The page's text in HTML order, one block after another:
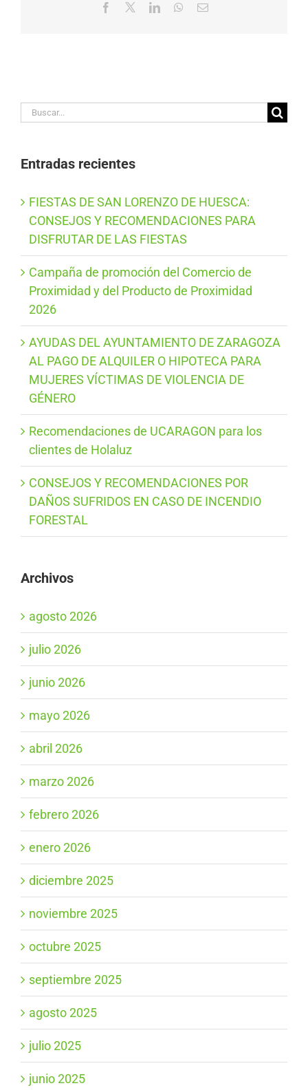
Facebook LinkedInWhatsApp
Correo
Buscar:
Entradas recientes
FIESTAS DE SAN LORENZO DE HUESCA:
CONSEJOS Y RECOMENDACIONES PARA
DISFRUTAR DE LAS FIESTAS
Campaña de promoción del Comercio de
Proximidad y del Producto de Proximidad
2026
AYUDAS DEL AYUNTAMIENTO DE ZARAGOZA
AL PAGO DE ALQUILER O HIPOTECA PARA
MUJERES VÍCTIMAS DE VIOLENCIA DE
GÉNERO
Recomendaciones de UCARAGON para los
clientes de Holaluz
CONSEJOS Y RECOMENDACIONES POR
DAÑOS SUFRIDOS EN CASO DE INCENDIO
FORESTAL
Archivos
agosto 2026
julio 2026
junio 2026
mayo 2026
abril 2026
marzo 2026
febrero 2026
enero 2026
diciembre 2025
noviembre 2025
octubre 2025
septiembre 2025
agosto 2025
julio 2025
junio 2025